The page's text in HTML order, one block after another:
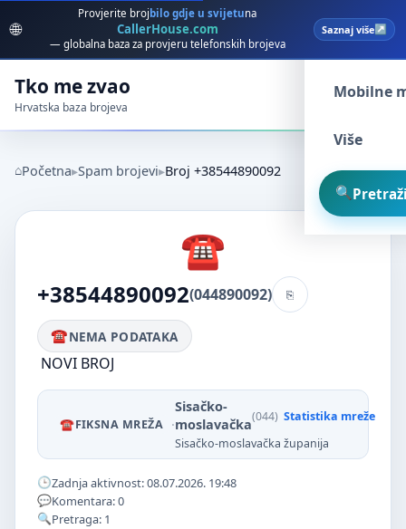
🌐
Provjerite broj bilo gdje u svijetuna
CallerHouse.com
— globalna baza za provjeru telefonskih brojeva
Saznaj više
Tko me zvao
Hrvatska baza brojeva
Spam
Mobilne
Više
Početna Spam brojevi Broj +38544890092
+38544890092(044890092)
NEMA PODATAKA
NOVI BROJ
FIKSNA MREŽA ·
Sisačko-
moslavačka(044) Statistika mreže
Sisačko-moslavačka županija
Zadnja aktivnost: 08.07.2026. 19:48
Komentara: 0
Pretraga: 1